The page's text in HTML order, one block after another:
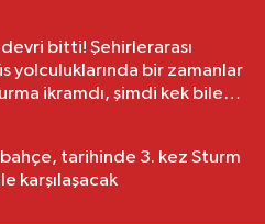
devri bitti! Şehirlerarası
yolculuklarında bir zamanlar
ikramdı, şimdi kek bile
tarihinde 3. kez Sturm
karşılaşacak